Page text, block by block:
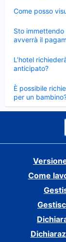
Come posso
chiuso
Sto
avverrà il
chiuso
L’hotel
anticipato?
chiuso
È possibile
per un
Elemento
chiuso
Come